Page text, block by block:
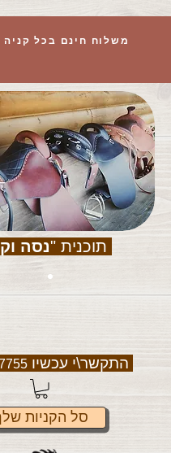
תוכנית "נסה
התקשר\י עכשיו
סל הקניות